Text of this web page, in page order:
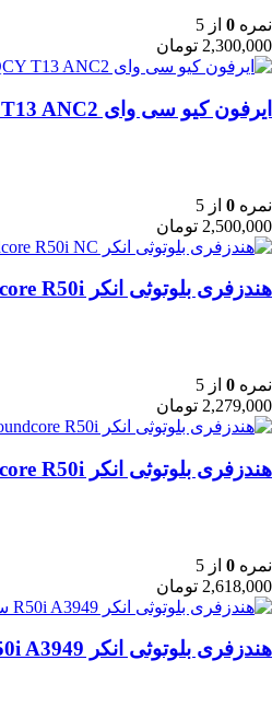
نمره 0 از 5
2,300,000 تومان
ایرفون کیو سی وای QCY T13 ANC2 – مشکی
نمره 0 از 5
2,500,000 تومان
هندزفری بلوتوثی انکر Soundcore R50i مشکی
نمره 0 از 5
2,279,000 تومان
هندزفری بلوتوثی انکر Soundcore R50i سفید
نمره 0 از 5
2,618,000 تومان
هندزفری بلوتوثی انکر R50i A3949 سرمه‌ ای